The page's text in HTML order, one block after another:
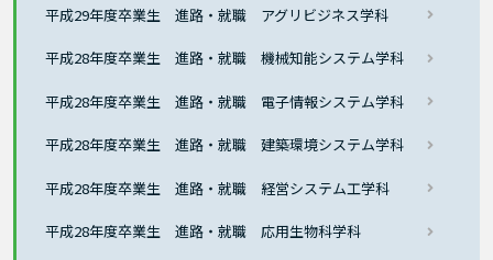
平成29年度卒業生 進路・就職 アグリビジネス学科
平成28年度卒業生 進路・就職 機械知能システム学科
平成28年度卒業生 進路・就職 電子情報システム学科
平成28年度卒業生 進路・就職 建築環境システム学科
平成28年度卒業生 進路・就職 経営システム工学科
平成28年度卒業生 進路・就職 応用生物科学科